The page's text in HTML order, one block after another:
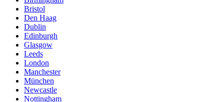
Bristol
Den Haag
Dublin
Edinburgh
Glasgow
Leeds
London
Manchester
München
Newcastle
Nottingham